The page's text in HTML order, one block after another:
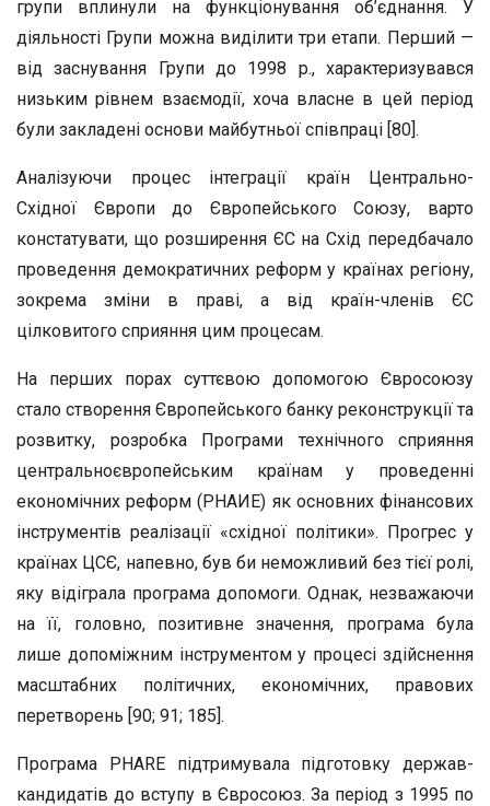
групи вплинули на функціонування об’єднання. У
діяльності Групи можна виділити три етапи. Перший —
від заснування Групи до 1998 р., характеризувався
низьким рівнем взаємодії, хоча власне в цей період
були закладені основи майбутньої співпраці [80].
Аналізуючи процес інтеграції країн Центрально-
Східної Європи до Європейського Союзу, варто
констатувати, що розширення ЄС на Схід передбачало
проведення демократичних реформ у країнах регіону,
зокрема зміни в праві, а від країн-членів ЄС
цілковитого сприяння цим процесам.
На перших порах суттєвою допомогою Євросоюзу
стало створення Європейського банку реконструкції та
розвитку, розробка Програми технічного сприяння
центральноєвропейським країнам у проведенні
економічних реформ (РНАИЕ) як основних фінансових
інструментів реалізації «східної політики». Прогрес у
країнах ЦСЄ, напевно, був би неможливий без тієї ролі,
яку відіграла програма допомоги. Однак, незважаючи
на її, головно, позитивне значення, програма була
лише допоміжним інструментом у процесі здійснення
масштабних політичних, економічних, правових
перетворень [90; 91; 185].
Програма PHARE підтримувала підготовку держав-
кандидатів до вступу в Євросоюз. За період з 1995 по